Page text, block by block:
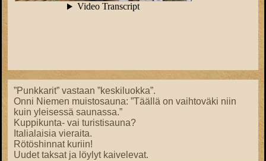
”Punkkarit” vastaan ”keskiluokka”.
Onni Niemen muistosauna: ”Täällä on vaihtoväki niin
kuin yleisessä saunassa.”
Kuppikunta- vai turistisauna?
Italialaisia vieraita.
Rötöshinnat kuriin!
Uudet taksat ja löylyt kaivelevat.